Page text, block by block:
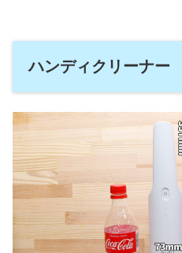
ハンディクリーナー